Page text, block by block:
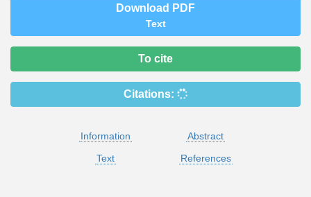
Download PDF
Text
To cite
Citations:
Information
Abstract
Text
References